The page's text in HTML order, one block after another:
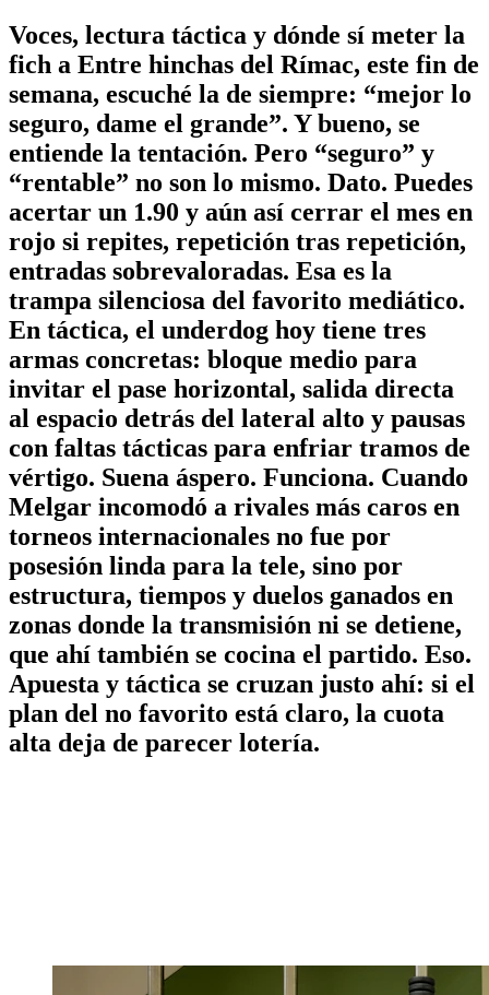
Voces, lectura táctica y dónde sí meter la
fich a Entre hinchas del Rímac, este fin de
semana, escuché la de siempre: “mejor lo
seguro, dame el grande”. Y bueno, se
entiende la tentación. Pero “seguro” y
“rentable” no son lo mismo. Dato. Puedes
acertar un 1.90 y aún así cerrar el mes en
rojo si repites, repetición tras repetición,
entradas sobrevaloradas. Esa es la
trampa silenciosa del favorito mediático.
En táctica, el underdog hoy tiene tres
armas concretas: bloque medio para
invitar el pase horizontal, salida directa
al espacio detrás del lateral alto y pausas
con faltas tácticas para enfriar tramos de
vértigo. Suena áspero. Funciona. Cuando
Melgar incomodó a rivales más caros en
torneos internacionales no fue por
posesión linda para la tele, sino por
estructura, tiempos y duelos ganados en
zonas donde la transmisión ni se detiene,
que ahí también se cocina el partido. Eso.
Apuesta y táctica se cruzan justo ahí: si el
plan del no favorito está claro, la cuota
alta deja de parecer lotería.